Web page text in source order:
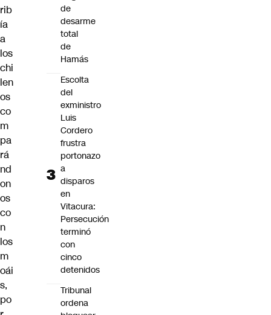
rib
ía
a
los
chi
len
os
co
m
pa
rá
nd
on
os
co
n
los
m
oái
s,
po
de
desarme
total
de
Hamás
Escolta
del
exministro
Luis
Cordero
frustra
portonazo
a
disparos
en
Vitacura:
Persecución
terminó
con
cinco
detenidos
Tribunal
ordena